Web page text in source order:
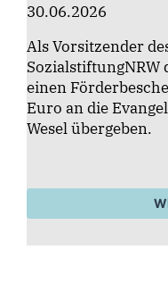
30.06.2026
Als Vorsitzender
SozialstiftungNRW
einen
Euro an die
Wesel übergeben.